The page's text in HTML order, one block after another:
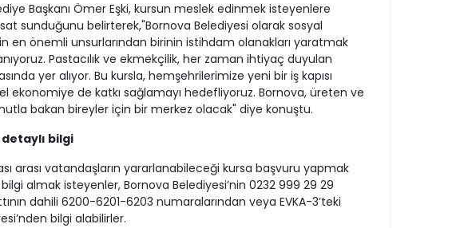
Başkanı Ömer Eşki, kursun meslek edinmek isteyenlere
sunduğunu belirterek,"Bornova Belediyesi olarak sosyal
en önemli unsurlarından birinin istihdam olanakları yaratmak
Pastacılık ve ekmekçilik, her zaman ihtiyaç duyulan
yer alıyor. Bu kursla, hemşehrilerimize yeni bir iş kapısı
ekonomiye de katkı sağlamayı hedefliyoruz. Bornova, üreten ve
bakan bireyler için bir merkez olacak" diye konuştu.
bilgi
arası vatandaşların yararlanabileceği kursa başvuru yapmak
almak isteyenler, Bornova Belediyesi’nin 0232 999 29 29
dahili 6200-6201-6203 numaralarından veya EVKA-3’teki
bilgi alabilirler.